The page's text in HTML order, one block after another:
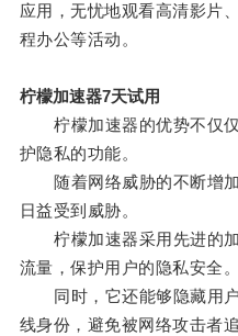
应用，无忧地观看高清影片
程办公等活动。
柠檬加速器7天试用
柠檬加速器的优势不仅仅
护隐私的功能。
随着网络威胁的不断增加
日益受到威胁。
柠檬加速器采用先进的加
流量，保护用户的隐私安全。
同时，它还能够隐藏用户
线身份，避免被网络攻击者